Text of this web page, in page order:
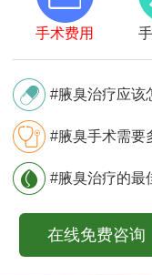
手术费用
#腋臭治疗应该
#腋臭手术需要
#腋臭治疗的最
在线免费咨询